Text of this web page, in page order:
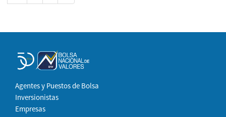
Agentes y Puestos de Bolsa
Inversionistas
Empresas